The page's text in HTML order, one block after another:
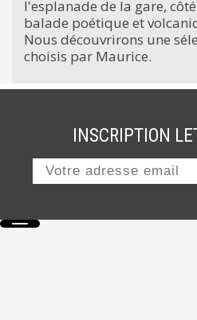
l'esplanade de la gare,
balade poétique et
Nous découvrirons une
choisis par Maurice.
INSCRIPTION